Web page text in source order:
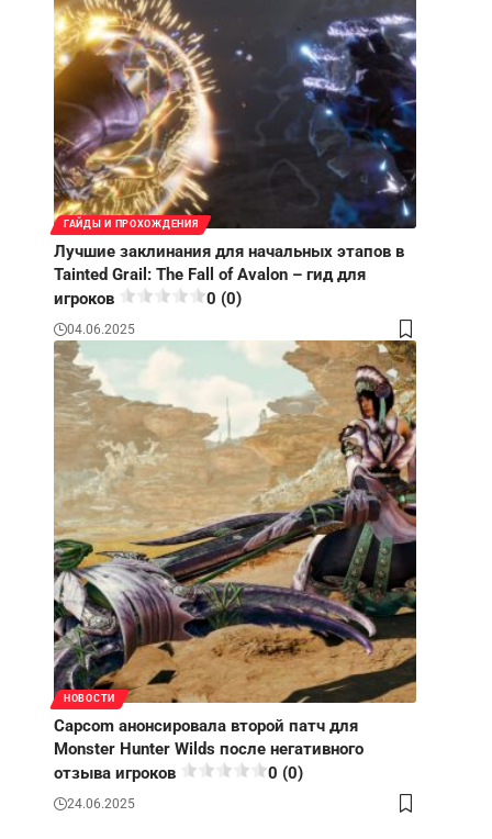
ГАЙДЫ И ПРОХОЖДЕНИЯ
Лучшие заклинания для начальных этапов в
Tainted Grail: The Fall of Avalon – гид для
игроков
0 (0)
04.06.2025
НОВОСТИ
Capcom анонсировала второй патч для
Monster Hunter Wilds после негативного
отзыва игроков
0 (0)
24.06.2025